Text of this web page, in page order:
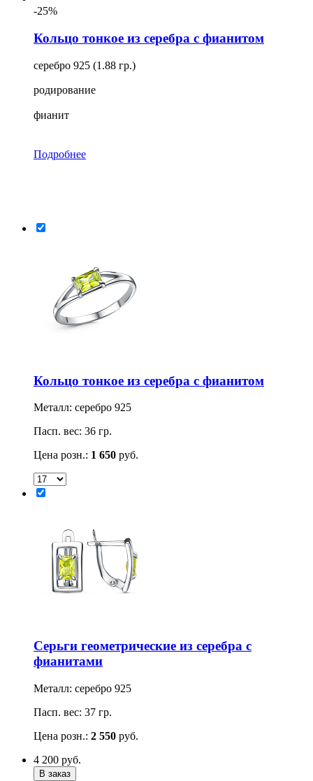
-25%
Кольцо тонкое из серебра с фианитом
серебро 925 (1.88 гр.)
родирование
фианит
Подробнее
Кольцо тонкое из серебра с фианитом
Металл: серебро 925
Пасп. вес: 36 гр.
Цена розн.: 1 650 руб.
Серьги геометрические из серебра с
фианитами
Металл: серебро 925
Пасп. вес: 37 гр.
Цена розн.: 2 550 руб.
4 200 руб.